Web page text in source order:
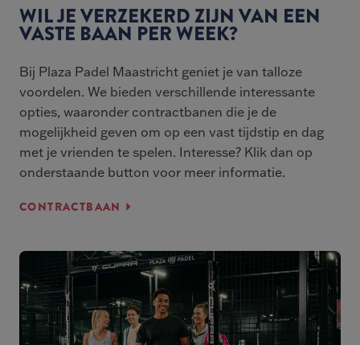
WIL JE VERZEKERD ZIJN VAN EEN
VASTE BAAN PER WEEK?
Bij Plaza Padel Maastricht geniet je van talloze
voordelen. We bieden verschillende interessante
opties, waaronder contractbanen die je de
mogelijkheid geven om op een vast tijdstip en dag
met je vrienden te spelen. Interesse? Klik dan op
onderstaande button voor meer informatie.
CONTRACTBAAN